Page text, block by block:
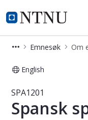
NTNU Hjemmeside
Studier
Emnesøk Om
English
Emne -
SPA1201
Spansk